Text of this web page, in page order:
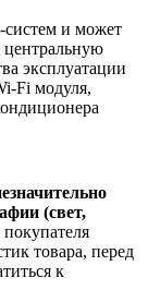
систем и может
центральную
эксплуатации
Fi модуля,
(свет,
товара, перед
к